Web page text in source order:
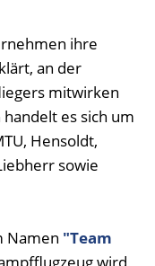
ihre
an der
mitwirken
es sich um
Hensoldt,
sowie
Namen "Team